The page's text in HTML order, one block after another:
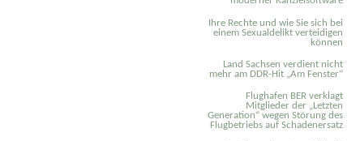
Ihre Rechte und wie Sie sich bei
einem Sexual­delikt verteidigen
können
Land Sachsen verdient nicht
mehr am DDR-Hit „Am Fenster“
Flughafen BER verklagt
Mitglieder der „Letzten
Generation“ wegen Störung des
Flugbetriebs auf Schadenersatz